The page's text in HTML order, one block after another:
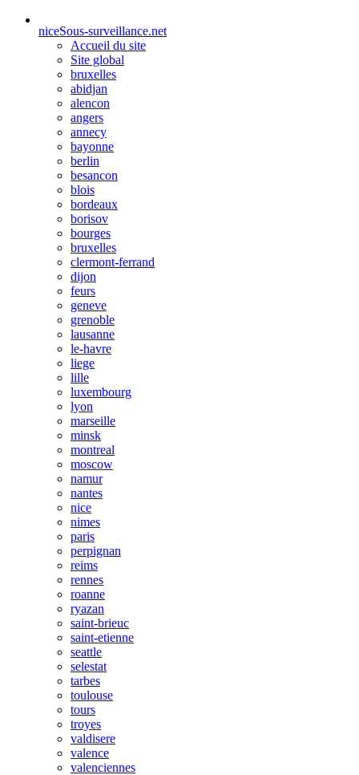
niceSous-surveillance.net
Accueil du site
Site global
bruxelles
abidjan
alencon
angers
annecy
bayonne
berlin
besancon
blois
bordeaux
borisov
bourges
bruxelles
clermont-ferrand
dijon
feurs
geneve
grenoble
lausanne
le-havre
liege
lille
luxembourg
lyon
marseille
minsk
montreal
moscow
namur
nantes
nice
nimes
paris
perpignan
reims
rennes
roanne
ryazan
saint-brieuc
saint-etienne
seattle
selestat
tarbes
toulouse
tours
troyes
valdisere
valence
valenciennes